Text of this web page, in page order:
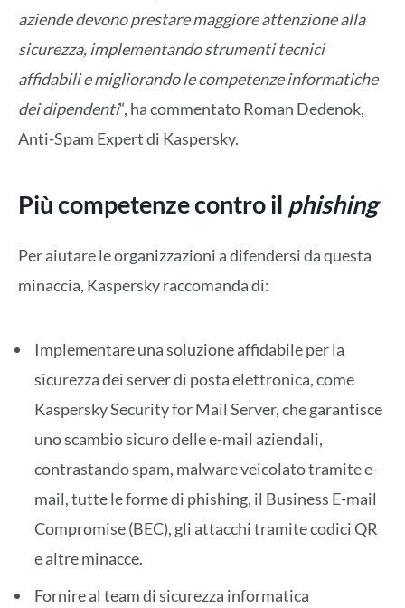
aziende devono prestare maggiore attenzione alla
sicurezza, implementando strumenti tecnici
affidabili e migliorando le competenze informatiche
dei dipendenti“, ha commentato Roman Dedenok,
Anti-Spam Expert di Kaspersky.
Più competenze contro il phishing
Per aiutare le organizzazioni a difendersi da questa
minaccia, Kaspersky raccomanda di:
Implementare una soluzione affidabile per la
sicurezza dei server di posta elettronica, come
Kaspersky Security for Mail Server, che garantisce
uno scambio sicuro delle e-mail aziendali,
contrastando spam, malware veicolato tramite e-
mail, tutte le forme di phishing, il Business E-mail
Compromise (BEC), gli attacchi tramite codici QR
e altre minacce.
Fornire al team di sicurezza informatica